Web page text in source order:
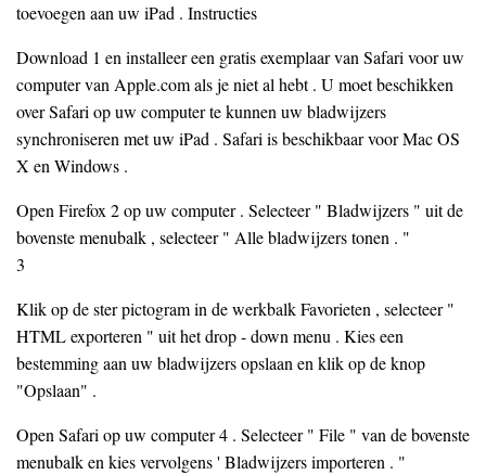
toevoegen aan uw iPad . Instructies
Download 1 en installeer een gratis exemplaar van Safari voor uw
computer van Apple.com als je niet al hebt . U moet beschikken
over Safari op uw computer te kunnen uw bladwijzers
synchroniseren met uw iPad . Safari is beschikbaar voor Mac OS
X en Windows .
Open Firefox 2 op uw computer . Selecteer " Bladwijzers " uit de
bovenste menubalk , selecteer " Alle bladwijzers tonen . "
3
Klik op de ster pictogram in de werkbalk Favorieten , selecteer "
HTML exporteren " uit het drop - down menu . Kies een
bestemming aan uw bladwijzers opslaan en klik op de knop
"Opslaan" .
Open Safari op uw computer 4 . Selecteer " File " van de bovenste
menubalk en kies vervolgens ' Bladwijzers importeren . "